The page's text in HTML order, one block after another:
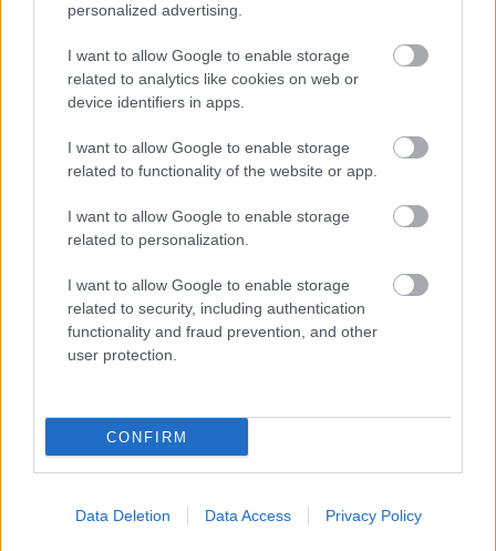
personalized advertising.
I want to allow Google to enable storage
related to analytics like cookies on web or
device identifiers in apps.
I want to allow Google to enable storage
related to functionality of the website or app.
I want to allow Google to enable storage
related to personalization.
I want to allow Google to enable storage
related to security, including authentication
functionality and fraud prevention, and other
user protection.
CONFIRM
Data Deletion Data Access Privacy Policy
Paris Saint-Germainvs
Manchester United
Felkészülési szezon 4. mérkőzés
Nya Ullevi, Göteborg
2026-08-08 17:00
AC MilanvsManchester United2026-08-15 18:00
ELŐZŐ MÉRKŐZÉSEK
Támogatás
Támogasd adományoddal